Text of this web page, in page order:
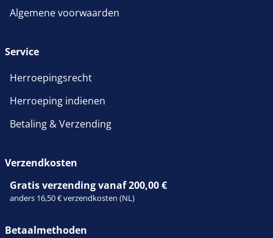
Algemene voorwaarden
Service
Herroepingsrecht
Herroeping indienen
Betaling & Verzending
Verzendkosten
Gratis verzending vanaf 200,00 €
anders 16,50 € verzendkosten (NL)
Betaalmethoden